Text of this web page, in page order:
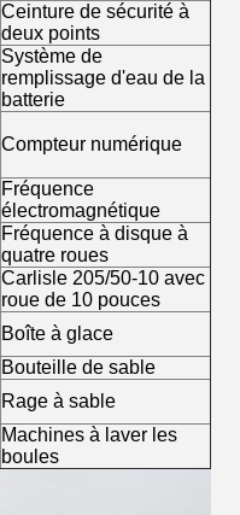
Ceinture de sécurité à
deux points
Système de
remplissage d'eau de la
batterie
Compteur numérique
Fréquence
électromagnétique
Fréquence à disque à
quatre roues
Carlisle 205/50-10 avec
roue de 10 pouces
Boîte à glace
Bouteille de sable
Rage à sable
Machines à laver les
boules